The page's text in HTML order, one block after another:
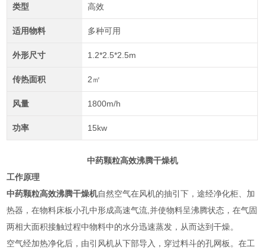
类型 高效
适用物料 多种可用
外形尺寸 1.2*2.5*2.5m
传热面积 2㎡
风量 1800m/h
功率 15kw
中药颗粒高效沸腾干燥机
工作原理
中药颗粒高效沸腾干燥机自然空气在风机的抽引下，途经净化柜、加
热器，在物料床板小孔中形成高速气流,并使物料呈沸腾状态，在气固
两相大面积接触过程中物料中的水分迅速蒸发，从而达到干燥。
空气经加热净化后，由引风机从下部导入，穿过料斗的孔网板。在工